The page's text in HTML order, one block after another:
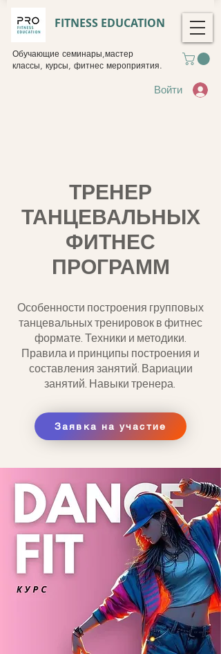
FITNESS EDUCATION
Обучающие семинары,мастер
классы, курсы, фитнес мероприятия.
Войти
ТРЕНЕР
ТАНЦЕВАЛЬНЫХ
ФИТНЕС
ПРОГРАММ
Особенности построения групповых
танцевальных тренировок в фитнес
формате. Техники и методики.
Правила и принципы построения и
составления занятий. Вариации
занятий. Навыки тренера.
Заявка на участие